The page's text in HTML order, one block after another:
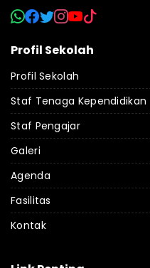
Profil Sekolah
Profil Sekolah
Staf Tenaga Kependidikan
Staf Pengajar
Galeri
Agenda
Fasilitas
Kontak